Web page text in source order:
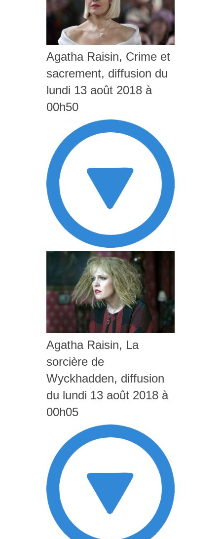
Agatha Raisin, Crime et
sacrement, diffusion du
lundi 13 août 2018 à
00h50
Agatha Raisin, La
sorcière de
Wyckhadden, diffusion
du lundi 13 août 2018 à
00h05